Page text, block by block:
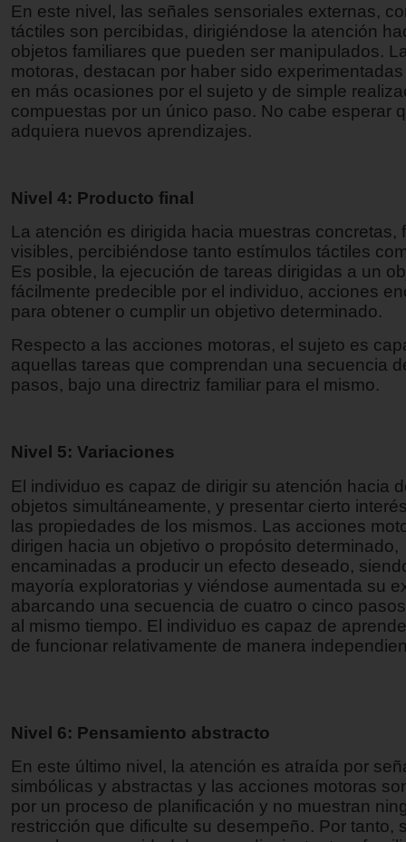
En este nivel, las señales sensoriales externas,
táctiles son percibidas, dirigiéndose la atención
objetos familiares que pueden ser manipulados.
motoras, destacan por haber sido
en más ocasiones por el sujeto y de simple
compuestas por un único paso. No cabe esperar
adquiera nuevos aprendizajes.
Nivel 4: Producto final
La atención es dirigida hacia muestras concretas,
visibles, percibiéndose tanto estímulos táctiles
Es posible, la ejecución de tareas dirigidas a un
fácilmente predecible por el individuo, acciones
para obtener o cumplir un objetivo determinado.
Respecto a las acciones motoras, el sujeto es
aquellas tareas que comprendan una secuencia
pasos, bajo una directriz familiar para el mismo.
Nivel 5: Variaciones
El individuo es capaz de dirigir su atención hacia
objetos simultáneamente, y presentar cierto
las propiedades de los mismos. Las acciones
dirigen hacia un objetivo o propósito determinado,
encaminadas a producir un efecto deseado,
mayoría exploratorias y viéndose aumentada su
abarcando una secuencia de cuatro o cinco
al mismo tiempo. El individuo es capaz de
de funcionar relativamente de manera
Nivel 6: Pensamiento abstracto
En este último nivel, la atención es atraída por
simbólicas y abstractas y las acciones motoras
por un proceso de planificación y no muestran
restricción que dificulte su desempeño. Por tanto,